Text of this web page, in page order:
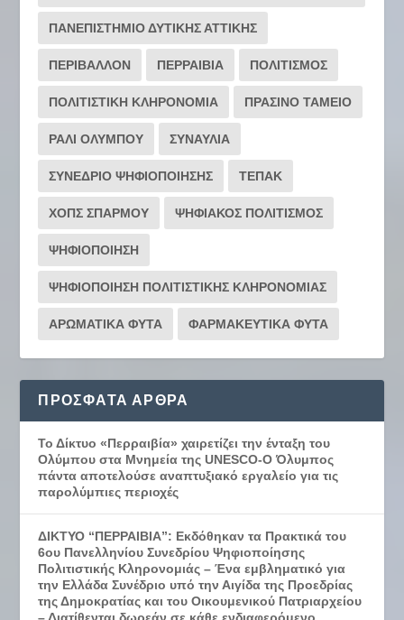
ΠΑΝΕΠΙΣΤΗΜΙΟ ΔΥΤΙΚΗΣ ΑΤΤΙΚΗΣ
ΠΕΡΙΒΑΛΛΟΝ ΠΕΡΡΑΙΒΙΑ ΠΟΛΙΤΙΣΜΟΣ
ΠΟΛΙΤΙΣΤΙΚΗ ΚΛΗΡΟΝΟΜΙΑ ΠΡΑΣΙΝΟ ΤΑΜΕΙΟ
ΡΆΛΙ ΟΛΎΜΠΟΥ ΣΥΝΑΥΛΙΑ
ΣΥΝΕΔΡΙΟ ΨΗΦΙΟΠΟΙΗΣΗΣ ΤΕΠΑΚ
ΧΟΠΣ ΣΠΑΡΜΟΥ ΨΗΦΙΑΚΟΣ ΠΟΛΙΤΙΣΜΟΣ
ΨΗΦΙΟΠΟΙΗΣΗ
ΨΗΦΙΟΠΟΙΗΣΗ ΠΟΛΙΤΙΣΤΙΚΗΣ ΚΛΗΡΟΝΟΜΙΑΣ
ΑΡΩΜΑΤΙΚΑ ΦΥΤΑ ΦΑΡΜΑΚΕΥΤΙΚΑ ΦΥΤΑ
ΠΡΌΣΦΑΤΑ ΆΡΘΡΑ
Το Δίκτυο «Περραιβία» χαιρετίζει την ένταξη του
Ολύμπου στα Μνημεία της UNESCO-Ο Όλυμπος
πάντα αποτελούσε αναπτυξιακό εργαλείο για τις
παρολύμπιες περιοχές
ΔΙΚΤΥΟ “ΠΕΡΡΑΙΒΙΑ”: Εκδόθηκαν τα Πρακτικά του
6ου Πανελληνίου Συνεδρίου Ψηφιοποίησης
Πολιτιστικής Κληρονομιάς – Ένα εμβληματικό για
την Ελλάδα Συνέδριο υπό την Αιγίδα της Προεδρίας
της Δημοκρατίας και του Οικουμενικού Πατριαρχείου